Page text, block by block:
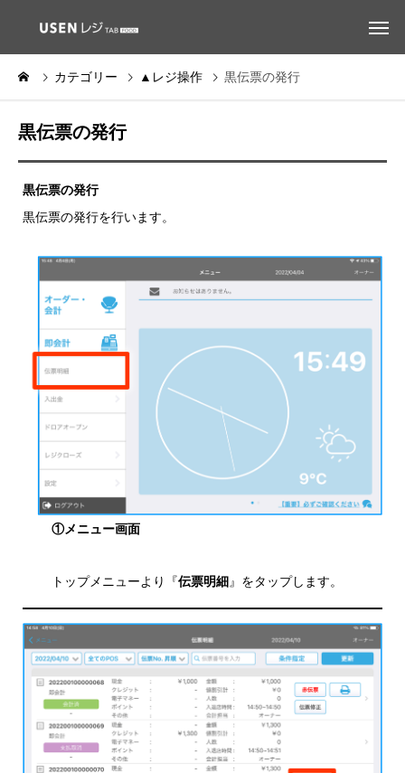
カテゴリー ▲レジ操作 黒伝票の発行
黒伝票の発行
黒伝票の発行
黒伝票の発行を行います。
①メニュー画面
トップメニューより『伝票明細』をタップします。